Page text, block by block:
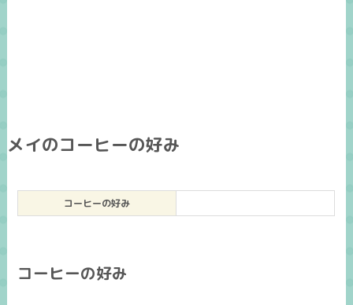
メイのコーヒーの好み
コーヒーの好み
コーヒーの好み